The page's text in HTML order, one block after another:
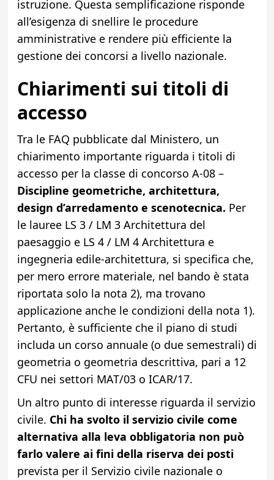
istruzione. Questa semplificazione risponde
all’esigenza di snellire le procedure
amministrative e rendere più efficiente la
gestione dei concorsi a livello nazionale.
Chiarimenti sui titoli di
accesso
Tra le FAQ pubblicate dal Ministero, un
chiarimento importante riguarda i titoli di
accesso per la classe di concorso A-08 –
Discipline geometriche, architettura,
design d’arredamento e scenotecnica. Per
le lauree LS 3 / LM 3 Architettura del
paesaggio e LS 4 / LM 4 Architettura e
ingegneria edile-architettura, si specifica che,
per mero errore materiale, nel bando è stata
riportata solo la nota 2), ma trovano
applicazione anche le condizioni della nota 1).
Pertanto, è sufficiente che il piano di studi
includa un corso annuale (o due semestrali) di
geometria o geometria descrittiva, pari a 12
CFU nei settori MAT/03 o ICAR/17.
Un altro punto di interesse riguarda il servizio
civile. Chi ha svolto il servizio civile come
alternativa alla leva obbligatoria non può
farlo valere ai fini della riserva dei posti
prevista per il Servizio civile nazionale o